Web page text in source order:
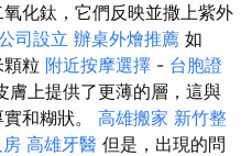
化鈦，它們反映並撒上紫外
司設立 辦桌外燴推薦 如
粒 附近按摩選擇 - 台胞證
膚上提供了更薄的層，這與
和糊狀。 高雄搬家 新竹整
高雄牙醫 但是，出現的問